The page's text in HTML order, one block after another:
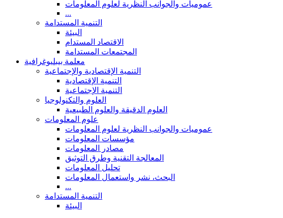
عموميات والجوانب النظرية لعلوم المعلومات
...
التنمية المستدامة
البيئة
الاقتصاد المستدام
المجتمعات المستدامة
معلمة بيبليوغرافية
التنمية الإقتصادية والإجتماعية
التنمية الإقتصادية
التنمية الإجتماعية
العلوم والتكنولوجيا
العلوم الدقيقة والعلوم الطبيعية
علوم المعلومات
عموميات والجوانب النظرية لعلوم المعلومات
مؤسسات المعلومات
مصادر المعلومات
المعالجة التقنية وطرق التوثيق
تحليل المعلومات
البحث، نشر واستعمال المعلومات
...
التنمية المستدامة
البيئة